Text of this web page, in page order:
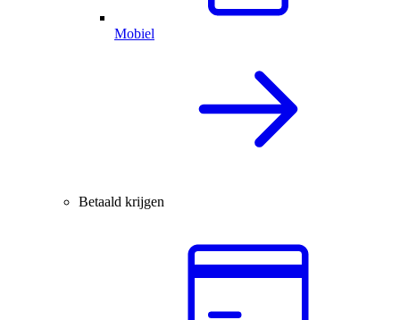
Mobiel
Betaald krijgen